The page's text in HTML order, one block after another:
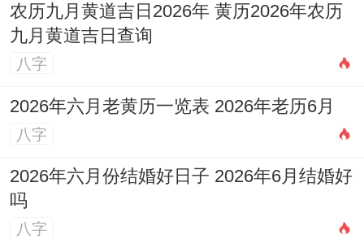
共生.建议购房者结合自身八字同房屋坐向-
在吉日框架内灵活调整;方能真正实现“宅吉
农历九月黄道吉日2026年 黄历2026年农历
九月黄道吉日查询
八字
2026年六月老黄历一览表 2026年老历6月
八字
2026年六月份结婚好日子 2026年6月结婚好
吗
八字